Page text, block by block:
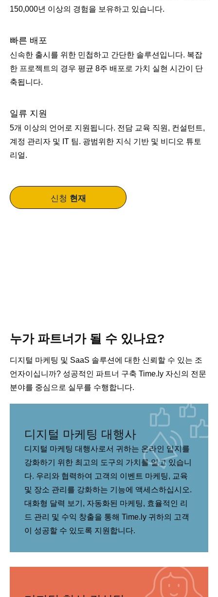
150,000년 이상의 경험을 보유하고 있습니다.
빠른 배포
신속한 출시를 위한 민첩하고 간단한 솔루션입니다. 복잡
한 프로젝트의 경우 평균 8주 배포로 가치 실현 시간이 단
축됩니다.
일류 지원
5개 이상의 언어로 지원됩니다. 전담 교육 직원, 컨설턴트,
계정 관리자 및 IT 팀. 광범위한 지식 기반 및 비디오 튜토
리얼.
신청 현재
누가 파트너가 될 수 있나요?
디지털 마케팅 및 SaaS 솔루션에 대한 신뢰할 수 있는 조
언자이십니까? 성공적인 파트너 구축 Time.ly 자신의 전문
분야를 중심으로 실무를 수행합니다.
디지털 마케팅 대행사
디지털 마케팅 대행사로서 귀하는 온라인 입지를
강화하기 위한 최고의 도구의 가치를 알고 있습니
다. 우리와 협력하여 고객의 이벤트 마케팅, 교육
및 장소 관리를 강화하는 기능에 액세스하십시오.
대화형 달력 보기, 자동화된 마케팅, 효율적인 리
드 관리 및 수익 창출을 통해 Time.ly 귀하의 고객
이 성공할 수 있도록 지원합니다.